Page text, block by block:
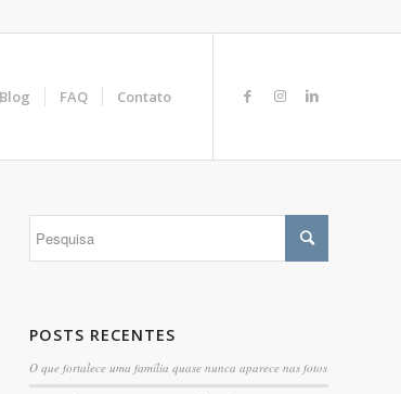
Blog FAQ Contato
POSTS RECENTES
O que fortalece uma família quase nunca aparece nas fotos